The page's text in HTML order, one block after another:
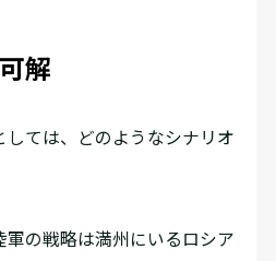
解
しては、どのようなシナリオ
の戦略は満州にいるロシア